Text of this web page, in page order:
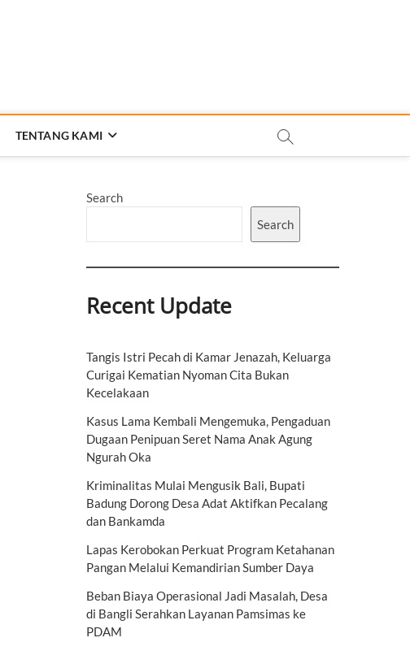
TENTANG KAMI
Search
Search
Recent Update
Tangis Istri Pecah di Kamar Jenazah, Keluarga
Curigai Kematian Nyoman Cita Bukan
Kecelakaan
Kasus Lama Kembali Mengemuka, Pengaduan
Dugaan Penipuan Seret Nama Anak Agung
Ngurah Oka
Kriminalitas Mulai Mengusik Bali, Bupati
Badung Dorong Desa Adat Aktifkan Pecalang
dan Bankamda
Lapas Kerobokan Perkuat Program Ketahanan
Pangan Melalui Kemandirian Sumber Daya
Beban Biaya Operasional Jadi Masalah, Desa
di Bangli Serahkan Layanan Pamsimas ke
PDAM